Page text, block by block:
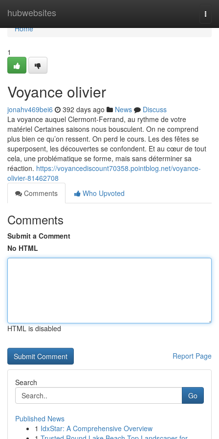
hubwebsites
Home
Home
1
Voyance olivier
jonahv469bei6 392 days ago News
Discuss
La voyance auquel Clermont-Ferrand, au rythme de votre
matériel Certaines saisons nous bousculent. On ne comprend
plus bien ce qu’on ressent. On perd le cours. Les des fêtes se
superposent, les découvertes se confondent. Et au cœur de tout
cela, une problématique se forme, mais sans déterminer sa
réaction. https://voyancediscount70358.pointblog.net/voyance-
olivier-81462708
Comments
Who Upvoted
Comments
Submit a Comment
No HTML
HTML is disabled
Report Page
Search
Go
Published News
1 IdxStar: A Comprehensive Overview